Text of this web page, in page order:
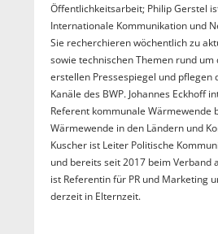
Öffentlichkeitsarbeit; Philip Gerstel
Internationale Kommunikation und
Sie recherchieren wöchentlich zu
sowie technischen Themen rund um
erstellen Pressespiegel und pflegen
Kanäle des BWP. Johannes Eckhoff
Referent kommunale Wärmewende
Wärmewende in den Ländern und
Kuscher ist Leiter Politische
und bereits seit 2017 beim Verband
ist Referentin für PR und Marketing
derzeit in Elternzeit.